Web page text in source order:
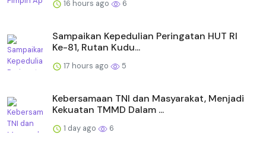
16 hours ago 6
Sampaikan Kepedulian Peringatan HUT RI
Ke-81, Rutan Kudu...
17 hours ago 5
Kebersamaan TNI dan Masyarakat, Menjadi
Kekuatan TMMD Dalam ...
1 day ago 6